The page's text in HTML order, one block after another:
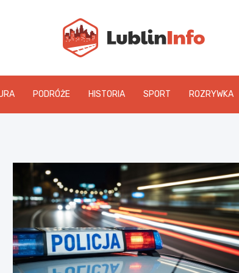
PODRÓŻE HISTORIA SPORT ROZRYWKA